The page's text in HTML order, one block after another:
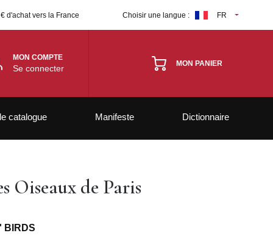
d'achat vers la France Choisir une langue : FR
MON COMPTE
Se connecter MON PANIER
catalogue Manifeste Dictionnaire
Oiseaux de Paris
BIRDS